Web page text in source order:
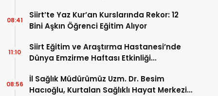
Siirt’te Yaz Kur’an Kurslarında Rekor: 12
Bini Aşkın Öğrenci Eğitim Alıyor
08:41
Siirt Eğitim ve Araştırma Hastanesi’nde
Dünya Emzirme Haftası Etkinliği
11:10
İl Sağlık Müdürümüz Uzm. Dr. Besim
Hacıoğlu, Kurtalan Sağlıklı Hayat Merkezini
08:56